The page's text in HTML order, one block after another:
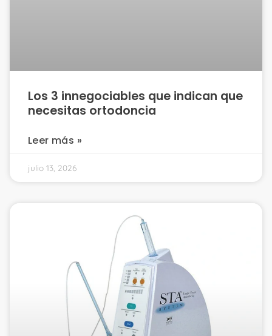
Los 3 innegociables que indican que
necesitas ortodoncia
Leer más »
julio 13, 2026